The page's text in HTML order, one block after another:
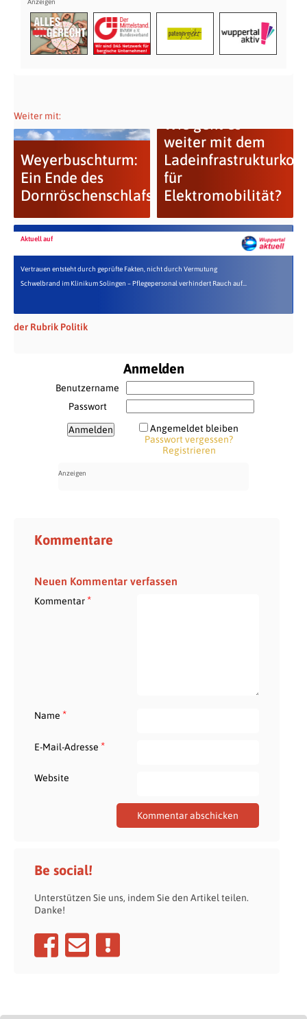
Weiter mit:
Weyerbuschturm:
Ein Ende des
Dornröschenschlafs
weiter mit dem
für
Elektromobilität?
Aktuell auf
Vertrauen entsteht durch geprüfte Fakten, nicht durch Vermutung
Schwelbrand im Klinikum Solingen – Pflegepersonal verhindert Rauch auf...
der Rubrik Politik
Anmelden
Benutzername
Passwort
Angemeldet bleiben
Passwort vergessen?
Registrieren
Kommentare
Neuen Kommentar verfassen
Kommentar*
Name *
E-Mail-Adresse *
Website
Be social!
Unterstützen Sie uns, indem Sie den Artikel teilen.
Danke!